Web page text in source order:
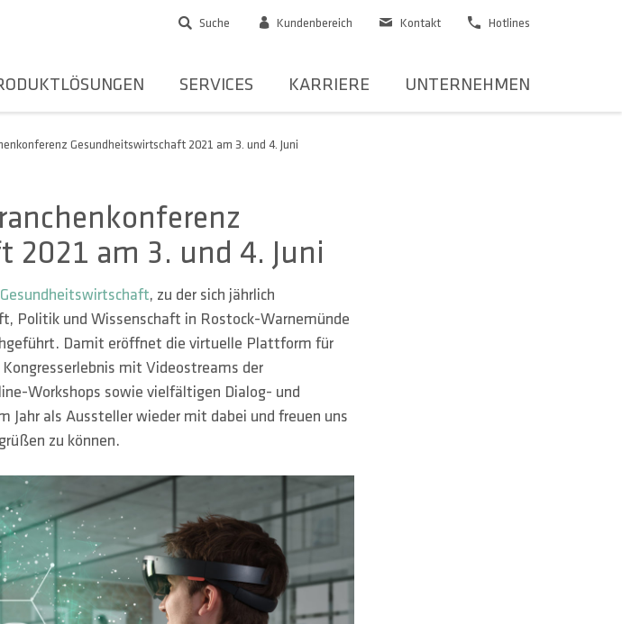
SERVICES KARRIERE UNTERNEHMEN
Kundenbereich Kontakt Hotlines
Suche
Gesundheitswirtschaft 2021 am 3. und 4. Juni
2021 am 3. und 4. Juni
, zu der sich jährlich
Politik und Wissenschaft in Rostock-Warnemünde
Damit eröffnet die virtuelle Plattform für
mit Videostreams der
Workshops sowie vielfältigen Dialog- und
Jahr als Aussteller wieder mit dabei und freuen uns
zu können.